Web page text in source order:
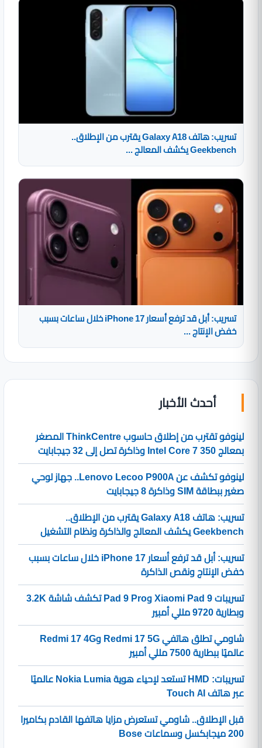
تسريب: هاتف Galaxy A18 يقترب من الإطلاق..
Geekbench يكشف المعالج ...
تسريب: أبل قد ترفع أسعار iPhone 17 خلال ساعات بسبب
خفض الإنتاج ...
أحدث الأخبار
لينوفو تقترب من إطلاق حاسوب ThinkCentre المصغر
بمعالج Intel Core 7 350 وذاكرة تصل إلى 32 جيجابايت
لينوفو تكشف عن Lenovo Lecoo P900A.. جهاز لوحي
صغير ببطاقة SIM وذاكرة 8 جيجابايت
تسريب: هاتف Galaxy A18 يقترب من الإطلاق..
Geekbench يكشف المعالج والذاكرة ونظام التشغيل
تسريب: أبل قد ترفع أسعار iPhone 17 خلال ساعات بسبب
خفض الإنتاج ونقص الذاكرة
تسريبات Xiaomi Pad 9 وPad 9 Pro تكشف شاشة 3.2K
وبطارية 9720 مللي أمبير
شاومي تطلق هاتفي Redmi 17 5G وRedmi 17 4G
عالميًا ببطارية 7500 مللي أمبير
تسريبات: HMD تستعد لإحياء هوية Nokia Lumia عالميًا
عبر هاتف Touch AI
قبل الإطلاق.. شاومي تستعرض مزايا هاتفها القادم بكاميرا
200 ميجابكسل وسماعات Bose